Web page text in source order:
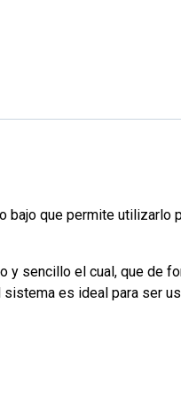
bajo que permite
sencillo el cual, que de
es ideal para ser